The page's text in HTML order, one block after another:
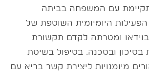
עם המשפחה בביתה
היומיומית השוטפת של
בוידאו ומטרתה לקדם תקשורת
בסיכון ובסכנה. בטיפול בשיטת
מיומנויות ליצירת קשר בריא עם